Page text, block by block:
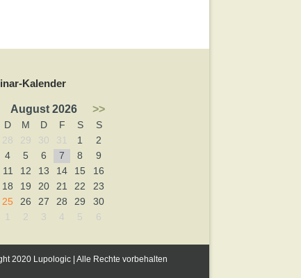
Kalender
August 2026 >>
D M D F S
S
28 29 30 31 1
2
4 5 6 7 8
9
11 12 13 14 15
16
18 19 20 21 22
23
25 26 27 28 29
30
1 2 3 4 5 6
2020 Lupologic | Alle Rechte vorbehalten